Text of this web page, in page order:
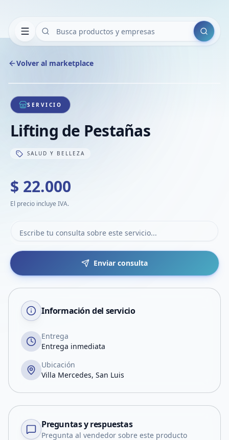
Buscar
Volver al marketplace
1/1
SERVICIO
Lifting de Pestañas
SALUD Y BELLEZA
$ 22.000
El precio incluye IVA.
Enviar consulta
Información del servicio
Entrega
Entrega inmediata
Ubicación
Villa Mercedes, San Luis
Preguntas y respuestas
Pregunta al vendedor sobre este producto